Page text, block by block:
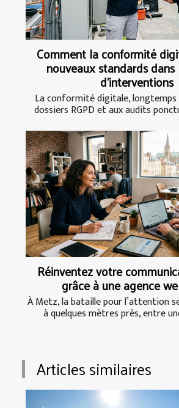
Comment la conformité
nouveaux standards
d’interventions
La conformité digitale, longtemps
dossiers RGPD et aux audits
Réinventez votre
grâce à une agence
À Metz, la bataille pour l’attention
à quelques mètres près, entre
Articles similaires